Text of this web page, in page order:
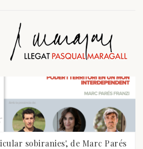
sobiranies', de Marc Parés